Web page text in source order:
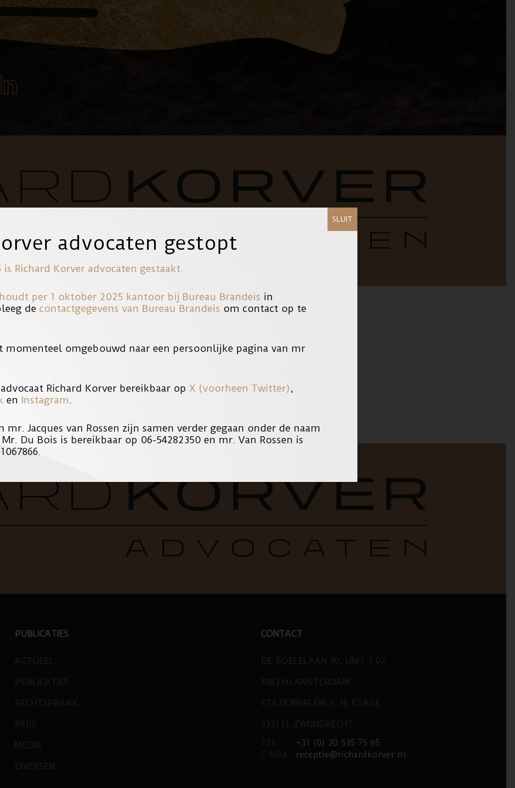
K.
K. werd tot 5 jaar cel veroordeeld. Klik hieronder voor de gehele uitspraak.
PUBLICATIES
ACTUEEL
PUBLICATIES
RECHTSPRAAK
PERS
MEDIA
DIVERSEN
CONTACT
DE BOELELAAN 30, UNIT 3.07
1083 HJ AMSTERDAM
STATIONSPLEIN 1, 3E ETAGE
3331 LL ZWIJNDRECHT
+31 (0) 20 535 75 65
receptie@richardkorver.nl
advocaten gestopt
Richard Korver advocaten gestaakt.
per 1 oktober 2025 kantoor bij Bureau Brandeis in
de contactgegevens van Bureau Brandeis om contact op te
momenteel omgebouwd naar een persoonlijke pagina van mr
Richard Korver bereikbaar op X (voorheen Twitter) ,
en Instagram .
mr. Jacques van Rossen zijn samen verder gegaan onder de naam
Mr. Du Bois is bereikbaar op 06-54282350 en mr. Van Rossen is
SLUIT